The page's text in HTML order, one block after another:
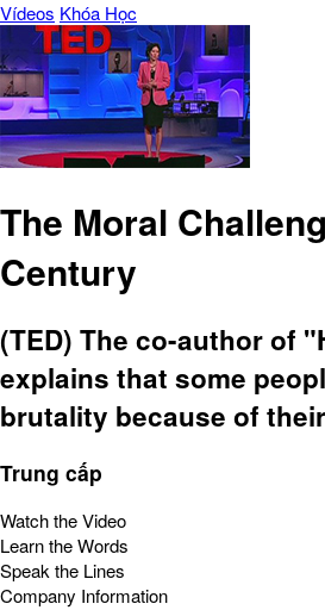
Vídeos Khóa Học
The Moral
Century
(TED) The co-author of
explains that some
brutality because of
Trung cấp
Watch the Video
Learn the Words
Speak the Lines
Company Information